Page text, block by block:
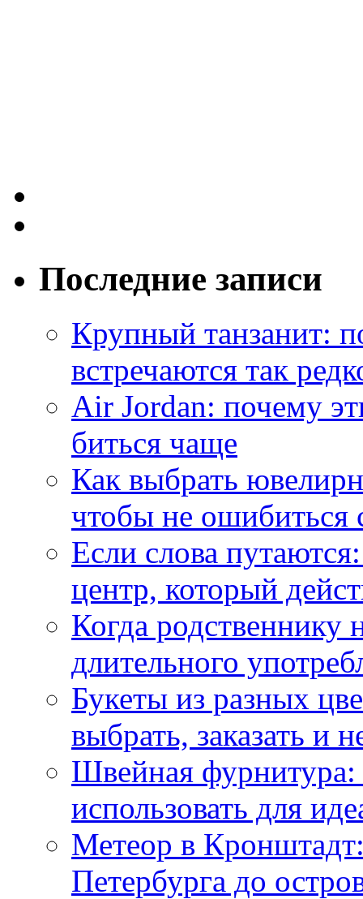
Последние записи
Крупный танзанит:
встречаются так
Air Jordan: почему
биться чаще
Как выбрать
чтобы не ошибиться
Если слова
центр, который
Когда
длительного
Букеты из разных
выбрать, заказать и
Швейная фурнитура:
использовать для
Метеор в
Петербурга до